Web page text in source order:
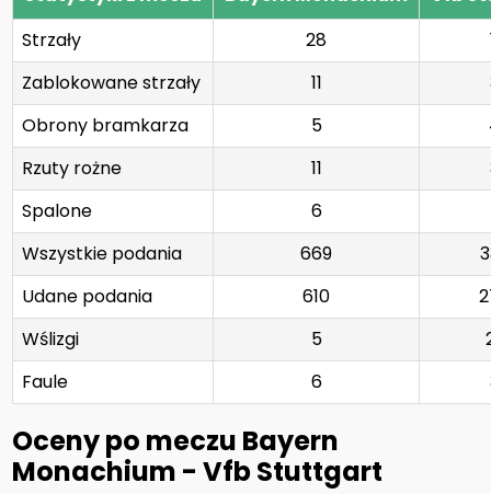
Strzały
28
Zablokowane strzały
11
Obrony bramkarza
5
Rzuty rożne
11
Spalone
6
Wszystkie podania
669
Udane podania
610
Wślizgi
5
Faule
6
Oceny po meczu Bayern
Monachium - Vfb Stuttgart